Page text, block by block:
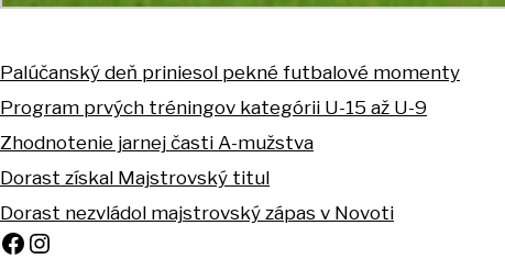
Palúčanský deň priniesol pekné futbalové momenty
Program prvých tréningov kategórii U-15 až U-9
Zhodnotenie jarnej časti A-mužstva
Dorast získal Majstrovský titul
Dorast nezvládol majstrovský zápas v Novoti
Facebook
Instagram